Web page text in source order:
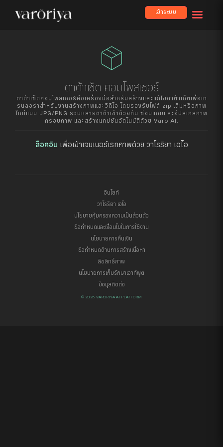
เข้าระบบ
package_2
ดาต้าเซ็ต คอมโพสเซอร์
ดาต้าเซ็ตคอมโพสเซอร์คือเครื่องมือสำหรับสร้างและแก้ไขดาต้าเซ็ตเพื่อเท
รนลอร่าสำหรับงานสร้างภาพและวิดีโอ โดยรองรับไฟล์ zip เดิมหรือภาพ
ใหม่แบบ JPG/PNG รวมหลายดาต้าเข้าด้วยกัน ซ่อมแซมและอัปสเกลภาพ
ครอบภาพ และสร้างแคปชันอัตโนมัติด้วย Varo-AI.
ล็อคอิน เพื่อเข้าเจนเนอร์เรทภาพด้วย วาโรริยา เอไอ
อินไซท์
วาโรริยา เอไอ
นโยบายคุ้มครองความเป็นส่วนตัว
ข้อกำหนดและเงื่อนไขในการใช้งาน
นโยบายการคืนเงิน
ข้อกำหนดด้านการสร้างเนื้อหา
ลิขสิทธิ์ภาพ
นโยบายการเก็บรักษาเอาท์พุต
ข้อมูลติดต่อ
© 2026 VARORIYA AI PLATFORM